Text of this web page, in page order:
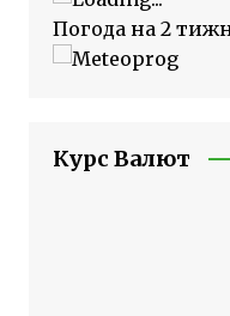
Погода на 2
Курс Валют